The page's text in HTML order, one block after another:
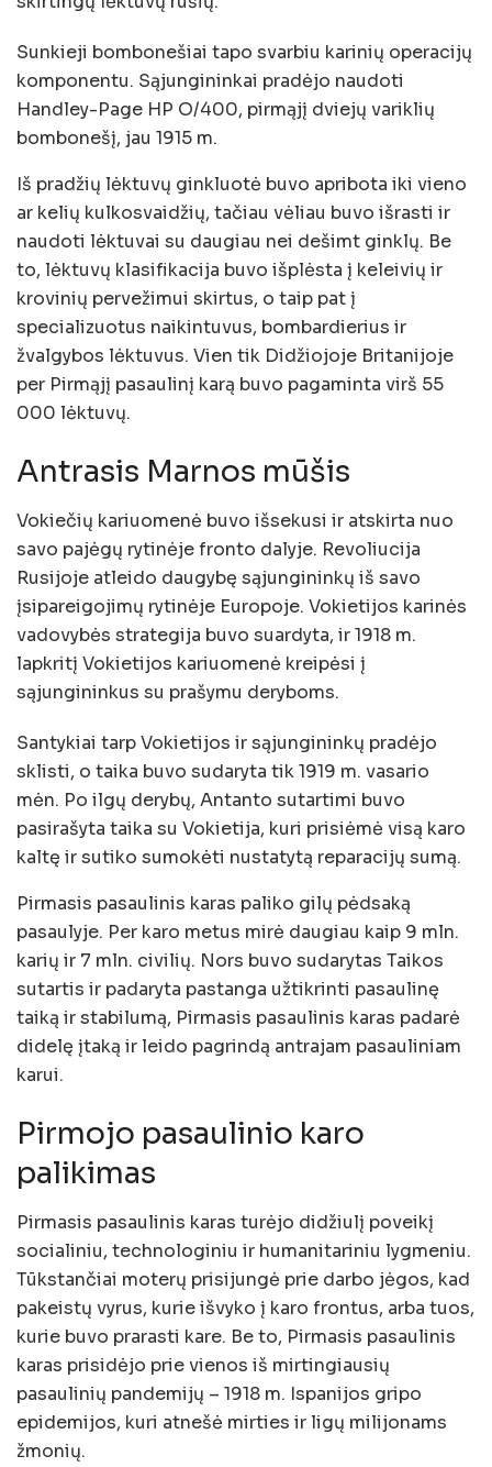
Sunkieji bombonešiai tapo svarbiu karinių operacijų
komponentu. Sąjungininkai pradėjo naudoti
Handley-Page HP O/400, pirmąjį dviejų variklių
bombonešį, jau 1915 m.
Iš pradžių lėktuvų ginkluotė buvo apribota iki vieno
ar kelių kulkosvaidžių, tačiau vėliau buvo išrasti ir
naudoti lėktuvai su daugiau nei dešimt ginklų. Be
to, lėktuvų klasifikacija buvo išplėsta į keleivių ir
krovinių pervežimui skirtus, o taip pat į
specializuotus naikintuvus, bombardierius ir
žvalgybos lėktuvus. Vien tik Didžiojoje Britanijoje
per Pirmąjį pasaulinį karą buvo pagaminta virš 55
000 lėktuvų.
Antrasis Marnos mūšis
Vokiečių kariuomenė buvo išsekusi ir atskirta nuo
savo pajėgų rytinėje fronto dalyje. Revoliucija
Rusijoje atleido daugybę sąjungininkų iš savo
įsipareigojimų rytinėje Europoje. Vokietijos karinės
vadovybės strategija buvo suardyta, ir 1918 m.
lapkritį Vokietijos kariuomenė kreipėsi į
sąjungininkus su prašymu deryboms.
Santykiai tarp Vokietijos ir sąjungininkų pradėjo
sklisti, o taika buvo sudaryta tik 1919 m. vasario
mėn. Po ilgų derybų, Antanto sutartimi buvo
pasirašyta taika su Vokietija, kuri prisiėmė visą karo
kaltę ir sutiko sumokėti nustatytą reparacijų sumą.
Pirmasis pasaulinis karas paliko gilų pėdsaką
pasaulyje. Per karo metus mirė daugiau kaip 9 mln.
karių ir 7 mln. civilių. Nors buvo sudarytas Taikos
sutartis ir padaryta pastanga užtikrinti pasaulinę
taiką ir stabilumą, Pirmasis pasaulinis karas padarė
didelę įtaką ir leido pagrindą antrajam pasauliniam
karui.
Pirmojo pasaulinio karo
palikimas
Pirmasis pasaulinis karas turėjo didžiulį poveikį
socialiniu, technologiniu ir humanitariniu lygmeniu.
Tūkstančiai moterų prisijungė prie darbo jėgos, kad
pakeistų vyrus, kurie išvyko į karo frontus, arba tuos,
kurie buvo prarasti kare. Be to, Pirmasis pasaulinis
karas prisidėjo prie vienos iš mirtingiausių
pasaulinių pandemijų – 1918 m. Ispanijos gripo
epidemijos, kuri atnešė mirties ir ligų milijonams
žmonių.